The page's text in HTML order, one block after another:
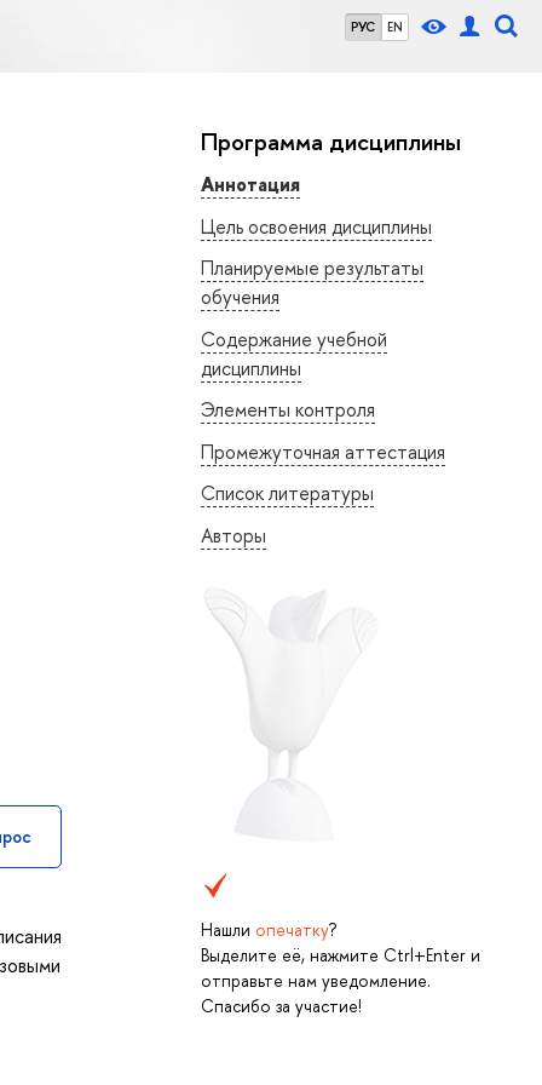
РУС EN
Программа дисциплины
Аннотация
Цель освоения дисциплины
Планируемые результаты
обучения
Содержание учебной
дисциплины
Элементы контроля
Промежуточная аттестация
Список литературы
Авторы
Нашли опечатку?
Выделите её, нажмите Ctrl+Enter и
отправьте нам уведомление.
Спасибо за участие!